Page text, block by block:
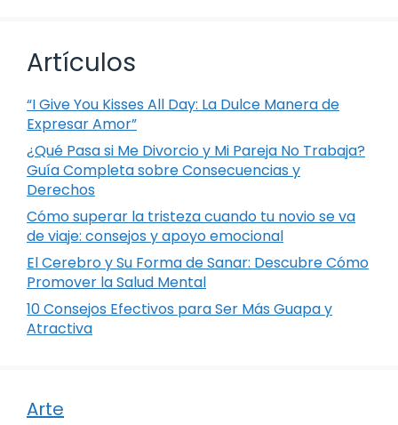
Artículos
“I Give You Kisses All Day: La Dulce Manera de
Expresar Amor”
¿Qué Pasa si Me Divorcio y Mi Pareja No Trabaja?
Guía Completa sobre Consecuencias y
Derechos
Cómo superar la tristeza cuando tu novio se va
de viaje: consejos y apoyo emocional
El Cerebro y Su Forma de Sanar: Descubre Cómo
Promover la Salud Mental
10 Consejos Efectivos para Ser Más Guapa y
Atractiva
Arte